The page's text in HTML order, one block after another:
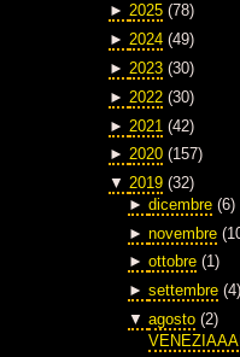
► 2025 (78)
► 2024 (49)
► 2023 (30)
► 2022 (30)
► 2021 (42)
► 2020 (157)
▼ 2019 (32)
► dicembre (6)
► novembre
► ottobre (1)
► settembre (4)
▼ agosto (2)